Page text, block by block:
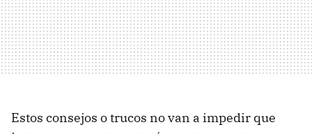
Estos consejos o trucos no van a impedir que